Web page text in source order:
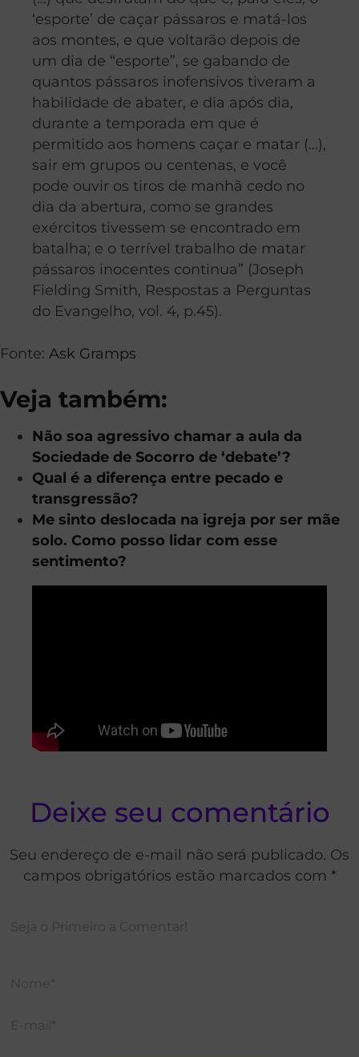
‘esporte’ de caçar pássaros e matá-los
aos montes, e que voltarão depois de
um dia de “esporte”, se gabando de
quantos pássaros inofensivos tiveram a
habilidade de abater, e dia após dia,
durante a temporada em que é
permitido aos homens caçar e matar (…),
sair em grupos ou centenas, e você
pode ouvir os tiros de manhã cedo no
dia da abertura, como se grandes
exércitos tivessem se encontrado em
batalha; e o terrível trabalho de matar
pássaros inocentes continua” (Joseph
Fielding Smith, Respostas a Perguntas
do Evangelho, vol. 4, p.45).
Fonte: Ask Gramps
Veja também:
Não soa agressivo chamar a aula da
Sociedade de Socorro de ‘debate’?
Qual é a diferença entre pecado e
transgressão?
Me sinto deslocada na igreja por ser mãe
solo. Como posso lidar com esse
sentimento?
Deixe seu comentário
Seu endereço de e-mail não será publicado. Os
campos obrigatórios estão marcados com *